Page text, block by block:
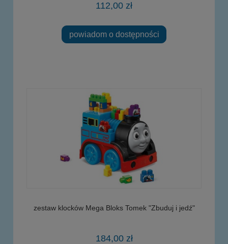
112,00 zł
powiadom o dostępności
zestaw klocków Mega Bloks Tomek "Zbuduj i jedź"
184,00 zł